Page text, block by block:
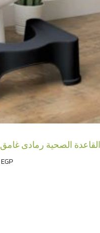
Healthy Potty Dark Grey – القاعدة الصحية رمادى غامق
EGP